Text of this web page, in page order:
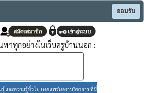
ยอมรับ
หาทุกอย่างในเว็บครูบ้านนอก :
และความรู้ทั่วไป เผยแพร่ผลงานวิชาการ ที่นี่